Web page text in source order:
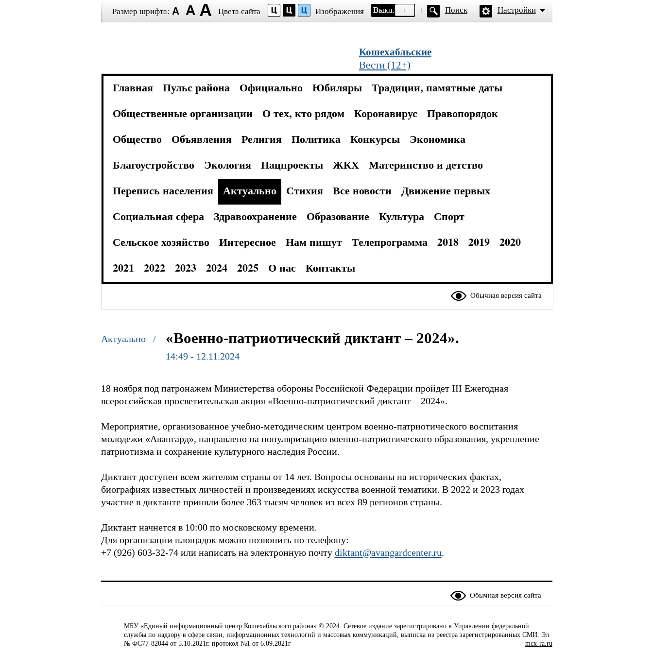
Размер шрифта: Цвета сайта Изображения Поиск Настройки
Кошехабльские
Вести (12+)
Главная Пульс района Официально Юбиляры
Традиции, памятные даты
Общественные организации
О тех, кто рядом Коронавирус
Правопорядок
Общество
Объявления Религия Политика Конкурсы
Экономика
Благоустройство
Экология Нацпроекты ЖКХ
Материнство и детство
Перепись населения
Актуально Стихия Все новости
Движение первых
Социальная сфера
Здравоохранение Образование Культура
Спорт
Сельское хозяйство
Интересное Нам пишут Телепрограмма 2018 2019
2020
2021
2022 2023 2024 2025 О нас Контакты
Обычная версия сайта
Актуально / «Военно-патриотический диктант – 2024».
14:49 - 12.11.2024
18 ноября под патронажем Министерства обороны Российской Федерации пройдет III Ежегодная
всероссийская просветительская акция «Военно-патриотический диктант – 2024».
Мероприятие, организованное учебно-методическим центром военно-патриотического воспитания
молодежи «Авангард», направлено на популяризацию военно-патриотического образования, укрепление
патриотизма и сохранение культурного наследия России.
Диктант доступен всем жителям страны от 14 лет. Вопросы основаны на исторических фактах,
биографиях известных личностей и произведениях искусства военной тематики. В 2022 и 2023 годах
участие в диктанте приняли более 363 тысяч человек из всех 89 регионов страны.
Диктант начнется в 10:00 по московскому времени.
Для организации площадок можно позвонить по телефону:
+7 (926) 603-32-74 или написать на электронную почту diktant@avangardcenter.ru.
Обычная версия сайта
МБУ «Единый информационный центр Кошехабльского района» © 2024. Сетевое издание зарегистрировано в Управлении федеральной
службы по надзору в сфере связи, информационных технологий и массовых коммуникаций, выписка из реестра зарегистрированных СМИ: Эл
№ ФС77-82044 от 5.10.2021г. протокол №1 от 6.09.2021г
mcx-ra.ru